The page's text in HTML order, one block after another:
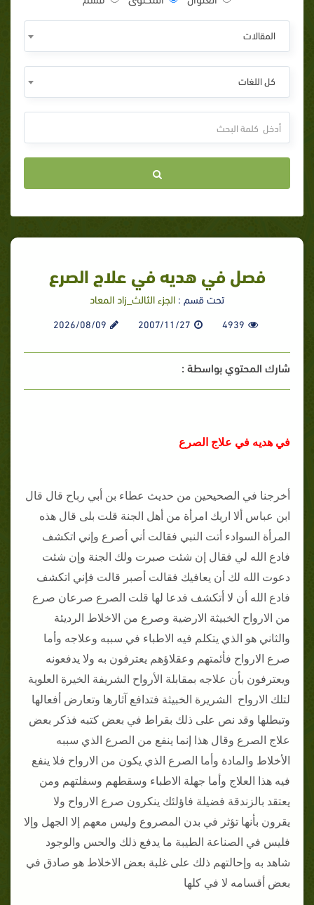
المقالات
كل اللغات
فصل في هديه في علاج الصرع
تحت قسم : الجزء الثالث_زاد المعاد
4939
2007/11/27
2026/08/09
شارك المحتوي بواسطة :
في هديه في علاج الصرع
أخرجنا في الصحيحين من حديث عطاء بن أبي رباح قال قال
ابن عباس ألا اريك امرأة من أهل الجنة قلت بلى قال هذه
المرأة السوادء أتت النبي فقالت أني أصرع وإني اتكشف
فادع الله لي فقال إن شئت صبرت ولك الجنة وإن شئت
دعوت الله لك أن يعافيك فقالت أصبر قالت فإني اتكشف
فادع الله أن لا أتكشف فدعا لها قلت الصرع صرعان صرع
من الارواح الخبيثة الارضية وصرع من الاخلاط الرديئة
والثاني هو الذي يتكلم فيه الاطباء في سببه وعلاجه وأما
صرع الارواح فأئمتهم وعقلاؤهم يعترفون به ولا يدفعونه
ويعترفون بأن علاجه بمقابلة الأرواح الشريفة الخيرة العلوية
لتلك الارواح الشريرة الخبيثة فتدافع آثارها وتعارض أفعالها
وتبطلها وقد نص على ذلك بقراط في بعض كتبه فذكر بعض
علاج الصرع وقال هذا إنما ينفع من الصرع الذي سببه
الأخلاط والمادة وأما الصرع الذي يكون من الارواح فلا ينفع
فيه هذا العلاج وأما جهلة الاطباء وسقطهم وسفلتهم ومن
يعتقد بالزندقة فضيلة فاؤلئك ينكرون صرع الارواح ولا
يقرون بأنها تؤثر في بدن المصروع وليس معهم إلا الجهل وإلا
فليس في الصناعة الطيبة ما يدفع ذلك والحس والوجود
شاهد به وإحالتهم ذلك على غلبة بعض الاخلاط هو صادق في
بعض أقسامه لا في كلها